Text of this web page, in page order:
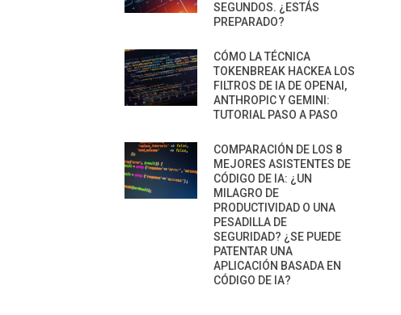
SEGUNDOS. ¿ESTÁS
PREPARADO?
CÓMO LA TÉCNICA
TOKENBREAK HACKEA LOS
FILTROS DE IA DE OPENAI,
ANTHROPIC Y GEMINI:
TUTORIAL PASO A PASO
COMPARACIÓN DE LOS 8
MEJORES ASISTENTES DE
CÓDIGO DE IA: ¿UN
MILAGRO DE
PRODUCTIVIDAD O UNA
PESADILLA DE
SEGURIDAD? ¿SE PUEDE
PATENTAR UNA
APLICACIÓN BASADA EN
CÓDIGO DE IA?